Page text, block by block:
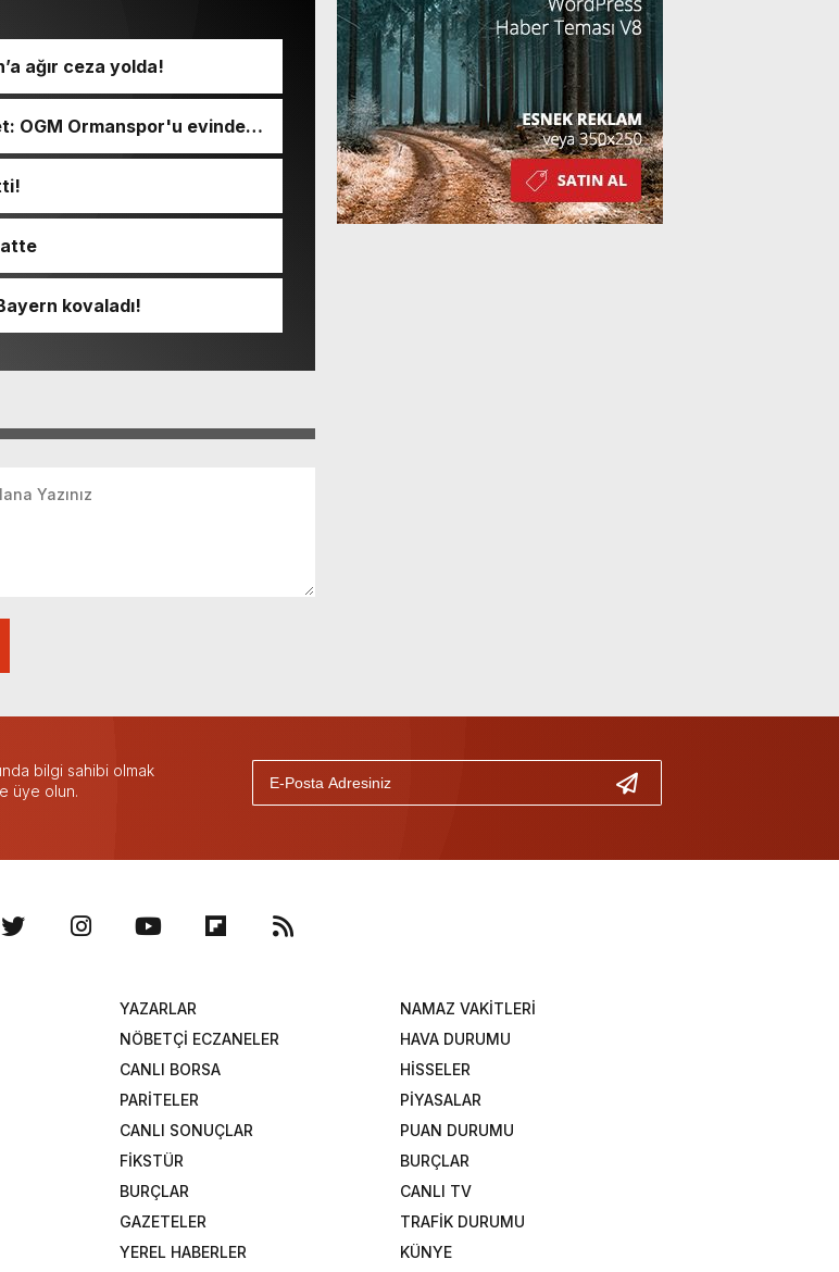
ağır ceza yolda!
OGM Ormanspor'u evinde
kovaladı!
bilgi sahibi olmak
üye olun.
YAZARLAR
NAMAZ VAKİTLERİ
NÖBETÇİ ECZANELER
HAVA DURUMU
CANLI BORSA
HİSSELER
PARİTELER
PİYASALAR
CANLI SONUÇLAR
PUAN DURUMU
FİKSTÜR
BURÇLAR
BURÇLAR
CANLI TV
GAZETELER
TRAFİK DURUMU
YEREL HABERLER
KÜNYE